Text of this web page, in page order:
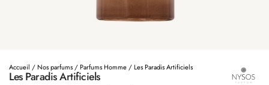
Accueil /Nos parfums /Parfums Homme / Les Paradis Artificiels
Les Paradis Artificiels